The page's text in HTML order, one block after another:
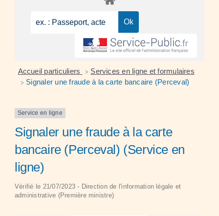
Accueil particuliers > Services en ligne et formulaires
> Signaler une fraude à la carte bancaire (Perceval)
Service en ligne
Signaler une fraude à la carte
bancaire (Perceval) (Service en
ligne)
Vérifié le 21/07/2023 - Direction de l'information légale et
administrative (Première ministre)